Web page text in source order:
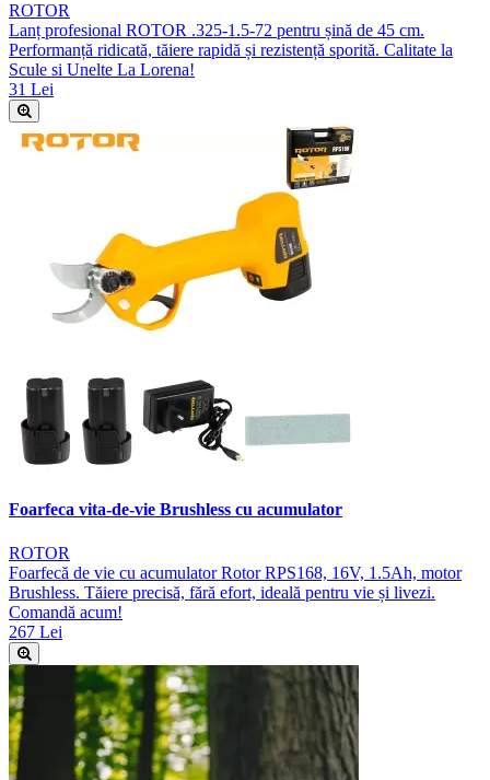
ROTOR
Lanț profesional ROTOR .325-1.5-72 pentru șină de 45 cm.
Performanță ridicată, tăiere rapidă și rezistență sporită. Calitate la
Scule si Unelte La Lorena!
31 Lei
Foarfeca vita-de-vie Brushless cu acumulator
ROTOR
Foarfecă de vie cu acumulator Rotor RPS168, 16V, 1.5Ah, motor
Brushless. Tăiere precisă, fără efort, ideală pentru vie și livezi.
Comandă acum!
267 Lei